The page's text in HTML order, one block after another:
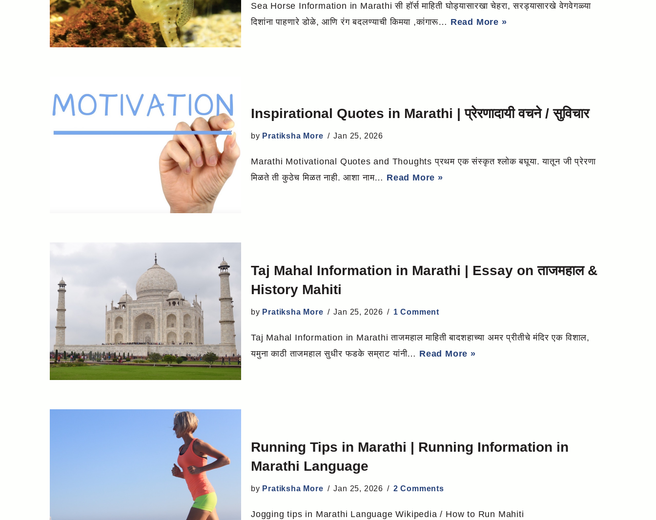
Sea Horse Information in Marathi सी हॉर्स माहिती घोड्यासारखा चेहरा, सरड्यासारखे वेगवेगळ्या
दिशांना पाहणारे डोळे, आणि रंग बदलण्याची किमया ,कांगारू… Read More »
Inspirational Quotes in Marathi | प्रेरणादायी वचने / सुविचार
by Pratiksha More Jan 25, 2026
Marathi Motivational Quotes and Thoughts प्रथम एक संस्कृत श्लोक बघूया. यातून जी प्रेरणा
मिळते ती कुठेच मिळत नाही. आशा नाम… Read More »
Taj Mahal Information in Marathi | Essay on ताजमहाल &
History Mahiti
by Pratiksha More Jan 25, 2026 1 Comment
Taj Mahal Information in Marathi ताजमहाल माहिती बादशहाच्या अमर प्रीतीचे मंदिर एक विशाल,
यमुना काठी ताजमहाल सुधीर फडके सम्राट यांनी… Read More »
Running Tips in Marathi | Running Information in
Marathi Language
by Pratiksha More Jan 25, 2026 2 Comments
Jogging tips in Marathi Language Wikipedia / How to Run Mahiti